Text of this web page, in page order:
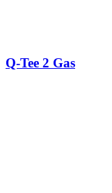
Q-Tee 2 Gas